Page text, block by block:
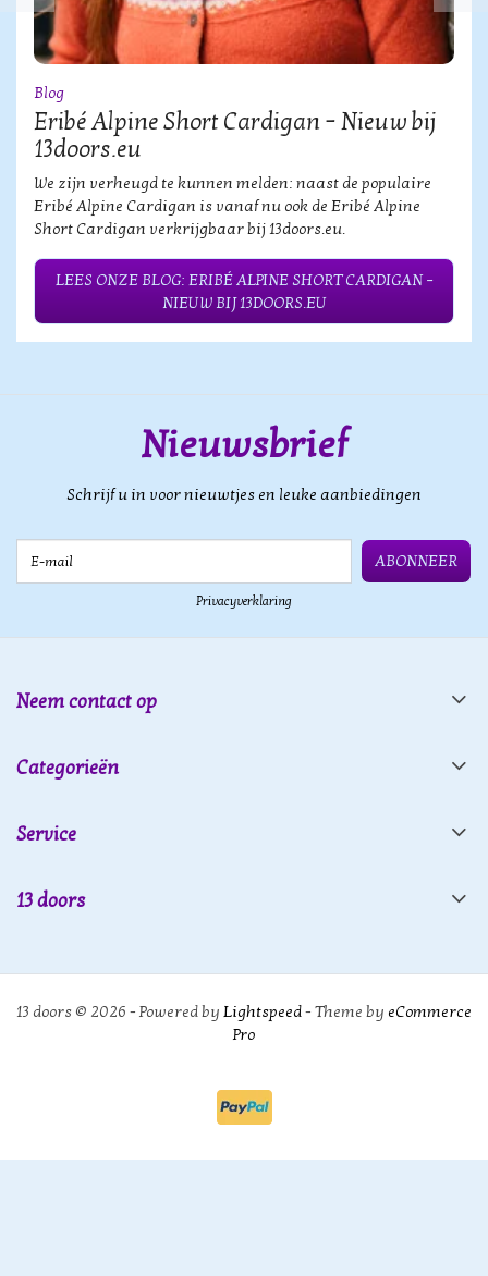
Blog
Eribé Alpine Short Cardigan – Nieuw bij
13doors.eu
We zijn verheugd te kunnen melden: naast de populaire
Eribé Alpine Cardigan is vanaf nu ook de Eribé Alpine
Short Cardigan verkrijgbaar bij 13doors.eu.
LEES ONZE BLOG: ERIBÉ ALPINE SHORT CARDIGAN –
NIEUW BIJ 13DOORS.EU
Nieuwsbrief
Schrijf u in voor nieuwtjes en leuke aanbiedingen
ABONNEER
Privacyverklaring
Neem contact op
Categorieën
Service
13 doors
13 doors © 2026 - Powered by Lightspeed- Theme by eCommerce
Pro